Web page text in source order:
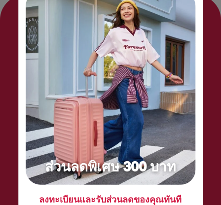
ส่วนลดพิเศษ 300 บาท
ลงทะเบียนและรับส่วนลดของคุณทันที
Seamless travel relies on smart convenience. AT
Accessories are designed to keep you comfortable,
organized and refreshed—wherever you’re headed.
From security features and travel pillows to
practical packing tools, stock up on what you need
to enjoy a smooth journey.